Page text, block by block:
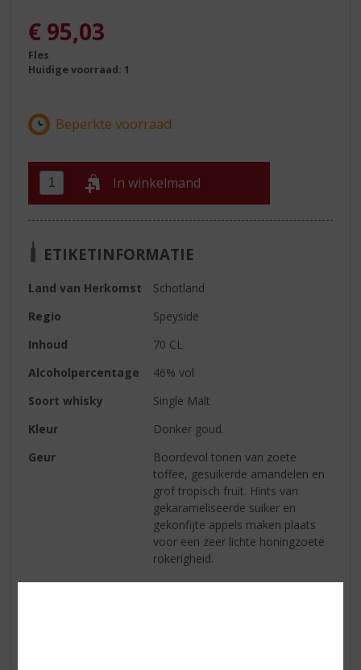
€ 95,03
Fles
Huidige voorraad: 1
In winkelmand
ETIKETINFORMATIE
Land van Herkomst
Schotland
Regio
Speyside
Inhoud
70 CL
Alcoholpercentage
46% vol
Soort whisky
Single Malt
Kleur
Donker goud.
Geur
Boordevol tonen van zoete
toffee, gesuikerde amandelen en
grof tropisch fruit. Hints van
gekarameliseerde suiker en
gekonfijte appels maken plaats
voor een zeer lichte honingzoete
rokerigheid.
Smaak
Romige donkere chocolade,